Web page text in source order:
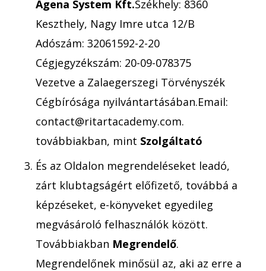
Agena System Kft.Székhely: 8360
Keszthely, Nagy Imre utca 12/B
Adószám: 32061592-2-20
Cégjegyzékszám: 20-09-078375
Vezetve a Zalaegerszegi Törvényszék
Cégbírósága nyilvántartásában.Email:
contact@ritartacademy.com.
továbbiakban, mint Szolgáltató
És az Oldalon megrendeléseket leadó,
zárt klubtagságért előfizető, továbbá a
képzéseket, e-könyveket egyedileg
megvásároló felhasználók között.
Továbbiakban Megrendelő.
Megrendelőnek minősül az, aki az erre a